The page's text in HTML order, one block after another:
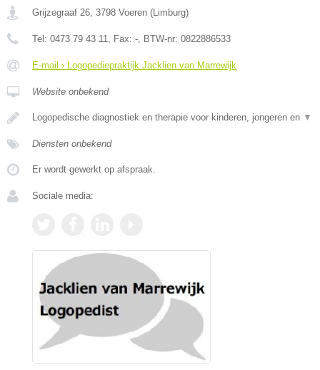
Grijzegraaf 26 3798 Voeren ( Limburg)
Tel: 0473 79 43 11 , Fax: - , BTW-nr: 0822886533
E-mail › Logopediepraktijk Jacklien van Marrewijk
Website onbekend
Logopedische diagnostiek en therapie voor kinderen, jongeren en ▼
Diensten onbekend
Er wordt gewerkt op afspraak.
Sociale media: